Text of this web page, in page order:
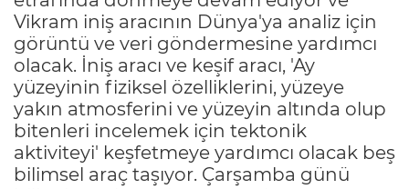
Vikram iniş aracının Dünya'ya analiz için
görüntü ve veri göndermesine yardımcı
olacak. İniş aracı ve keşif aracı, 'Ay
yüzeyinin fiziksel özelliklerini, yüzeye
yakın atmosferini ve yüzeyin altında olup
bitenleri incelemek için tektonik
aktiviteyi' keşfetmeye yardımcı olacak beş
bilimsel araç taşıyor. Çarşamba günü